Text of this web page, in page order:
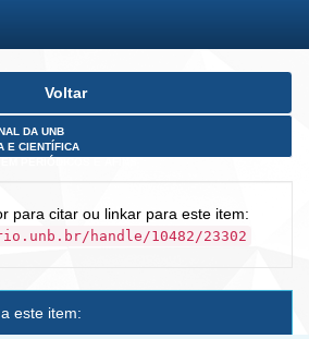
Voltar
DA UNB
E CIENTÍFICA
para citar ou linkar para este item:
handle/10482/23302
este item: